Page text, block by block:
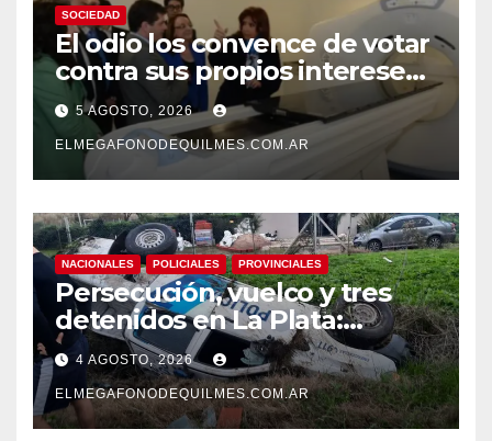
SOCIEDAD
El odio los convence de votar
contra sus propios intereses.
Una Sociedad atrapada en la
grieta
5 AGOSTO, 2026
ELMEGAFONODEQUILMES.COM.AR
NACIONALES POLICIALES PROVINCIALES
Persecución, vuelco y tres
detenidos en La Plata:
recuperaron motos robadas
tras un operativo policial
4 AGOSTO, 2026
ELMEGAFONODEQUILMES.COM.AR